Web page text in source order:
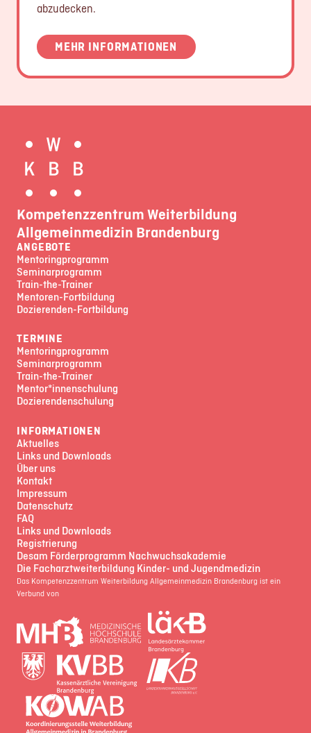
abzudecken.
MEHR INFORMATIONEN
Kompetenzzentrum Weiterbildung
Allgemeinmedizin Brandenburg
ANGEBOTE
Mentoringprogramm
Seminarprogramm
Train-the-Trainer
Mentoren-Fortbildung
Dozierenden-Fortbildung
TERMINE
Mentoringprogramm
Seminarprogramm
Train-the-Trainer
Mentor*innenschulung
Dozierendenschulung
INFORMATIONEN
Aktuelles
Links und Downloads
Über uns
Kontakt
Impressum
Datenschutz
FAQ
Links und Downloads
Registrierung
Desam Förderprogramm Nachwuchsakademie
Die Facharztweiterbildung Kinder- und Jugendmedizin
Das Kompetenzzentrum Weiterbildung Allgemeinmedizin Brandenburg ist ein
Verbund von